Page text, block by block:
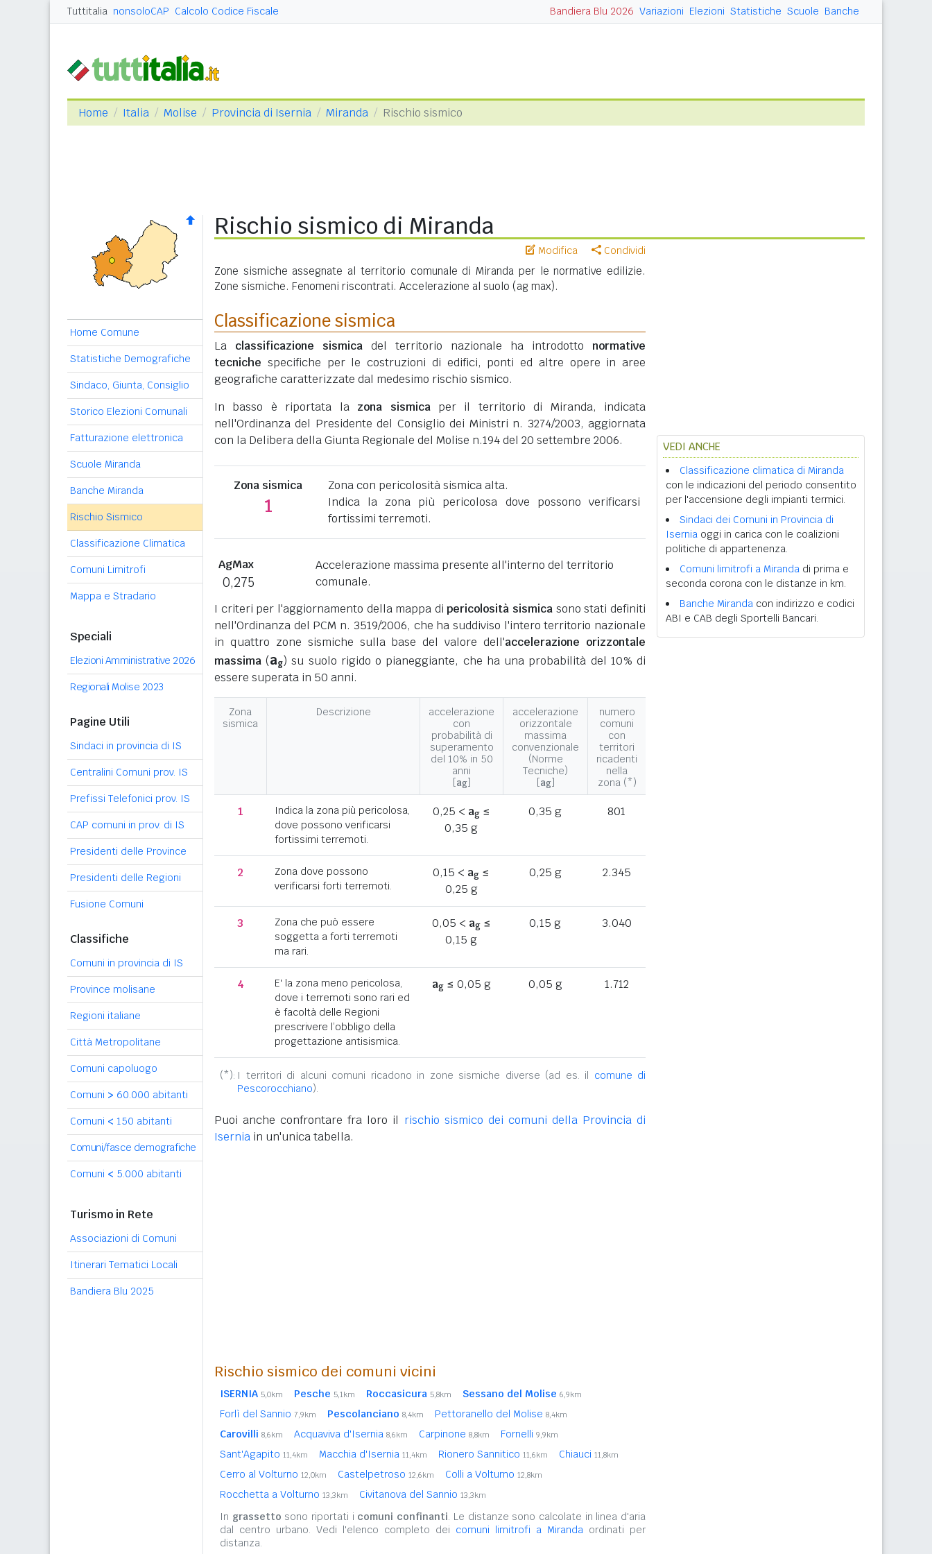
Tuttitalia nonsoloCAP Calcolo Codice Fiscale Bandiera Blu 2026 Variazioni Elezioni Statistiche Scuole Banche
Home Italia Molise Provincia di Isernia Miranda Rischio sismico
Home Comune
Statistiche Demografiche
Sindaco, Giunta, Consiglio
Storico Elezioni Comunali
Fatturazione elettronica
Scuole Miranda
Banche Miranda
Rischio Sismico
Classificazione Climatica
Comuni Limitrofi
Mappa e Stradario
Speciali
Elezioni Amministrative 2026
Regionali Molise 2023
Pagine Utili
Sindaci in provincia di IS
Centralini Comuni prov. IS
Prefissi Telefonici prov. IS
CAP comuni in prov. di IS
Presidenti delle Province
Presidenti delle Regioni
Fusione Comuni
Classifiche
Comuni in provincia di IS
Province molisane
Regioni italiane
Città Metropolitane
Comuni capoluogo
Comuni > 60.000 abitanti
Comuni < 150 abitanti
Comuni/fasce demografiche
Comuni < 5.000 abitanti
Turismo in Rete
Associazioni di Comuni
Itinerari Tematici Locali
Bandiera Blu 2025
Rischio sismico di Miranda
Modifica Condividi
Zone sismiche assegnate al territorio comunale di Miranda per le normative edilizie.
Zone sismiche. Fenomeni riscontrati. Accelerazione al suolo (ag max).
Classificazione sismica
La classificazione sismica del territorio nazionale ha introdotto normative
tecniche specifiche per le costruzioni di edifici, ponti ed altre opere in aree
geografiche caratterizzate dal medesimo rischio sismico.
In basso è riportata la zona sismicaper il territorio di Miranda, indicata
nell'Ordinanza del Presidente del Consiglio dei Ministri n. 3274/2003, aggiornata
con la Delibera della Giunta Regionale del Molise n.194 del 20 settembre 2006.
Zona sismica
1
Zona con pericolosità sismica alta.
Indica la zona più pericolosa dove possono verificarsi
fortissimi terremoti.
AgMax
0,275
Accelerazione massima presente all'interno del territorio
comunale.
I criteri per l'aggiornamento della mappa dipericolosità sismica sono stati definiti
nell'Ordinanza del PCM n. 3519/2006, che ha suddiviso l'intero territorio nazionale
in quattro zone sismiche sulla base del valore dell'accelerazione orizzontale
massima (ag) su suolo rigido o pianeggiante, che ha una probabilità del 10% di
essere superata in 50 anni.
Zona
sismica
Descrizione
accelerazione
con
probabilità di
superamento
del 10% in 50
anni
[ag]
accelerazione
orizzontale
massima
convenzionale
(Norme
Tecniche)
[ag]
numero
comuni
con
territori
ricadenti
nella
zona (*)
1
Indica la zona più pericolosa,
dove possono verificarsi
fortissimi terremoti.
0,25 < ag≤
0,35 g
0,35 g 801
2
Zona dove possono
verificarsi forti terremoti.
0,15 < ag ≤
0,25 g
0,25 g 2.345
3
Zona che può essere
soggetta a forti terremoti
ma rari.
0,05 < ag≤
0,15 g
0,15 g 3.040
4
E' la zona meno pericolosa,
dove i terremoti sono rari ed
è facoltà delle Regioni
prescrivere l’obbligo della
progettazione antisismica.
ag≤ 0,05 g 0,05 g 1.712
(*): I territori di alcuni comuni ricadono in zone sismiche diverse (ad es. il comune di
Pescorocchiano).
Puoi anche confrontare fra loro il rischio sismico dei comuni della Provincia di
Isernia in un'unica tabella.
Rischio sismico dei comuni vicini
ISERNIA 5,0km Pesche 5,1km Roccasicura 5,8km Sessano del Molise 6,9km
Forlì del Sannio 7,9km Pescolanciano 8,4km Pettoranello del Molise 8,4km
Carovilli 8,6km Acquaviva d'Isernia 8,6km Carpinone 8,8km Fornelli 9,9km
Sant'Agapito 11,4km Macchia d'Isernia 11,4km Rionero Sannitico 11,6km Chiauci 11,8km
Cerro al Volturno 12,0km Castelpetroso 12,6km Colli a Volturno 12,8km
Rocchetta a Volturno 13,3km Civitanova del Sannio 13,3km
In grassetto sono riportati i comuni confinanti. Le distanze sono calcolate in linea d'aria
dal centro urbano. Vedi l'elenco completo dei comuni limitrofi a Miranda ordinati per
distanza.
VEDI ANCHE
Classificazione climatica di Miranda
con le indicazioni del periodo consentito
per l'accensione degli impianti termici.
Sindaci dei Comuni in Provincia di
Isernia oggi in carica con le coalizioni
politiche di appartenenza.
Comuni limitrofi a Miranda di prima e
seconda corona con le distanze in km.
Banche Miranda con indirizzo e codici
ABI e CAB degli Sportelli Bancari.